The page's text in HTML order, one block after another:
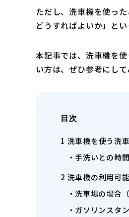
ただし、洗車機を使っ
どうすればよいか」と
本記事では、洗車機を
い方は、ぜひ参考にして
目次
1 洗車機を使う洗
手洗いとの時
2 洗車機の利用可
洗車場の場合
ガソリンスタ